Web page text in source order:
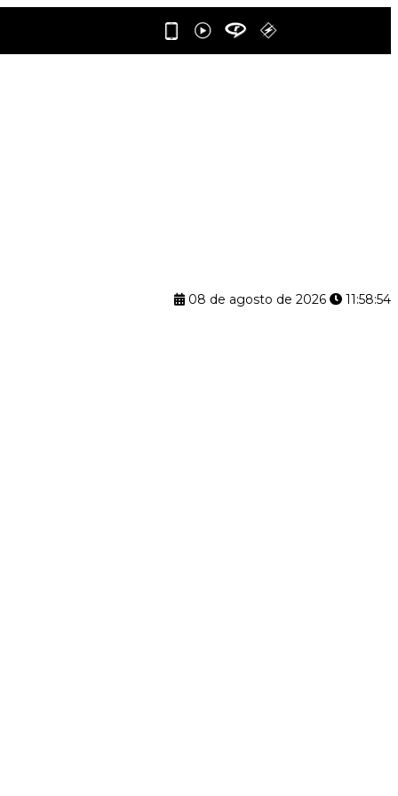
08 de agosto de 2026 11:58:55